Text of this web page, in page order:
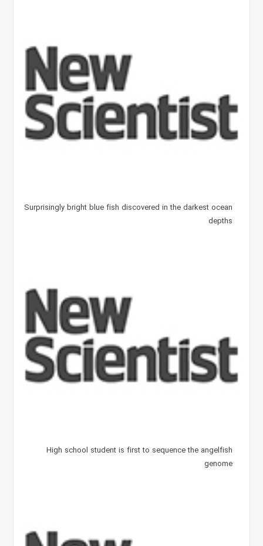
Surprisingly bright blue fish discovered in the darkest ocean
depths
High school student is first to sequence the angelfish
genome